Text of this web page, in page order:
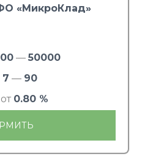
«МикроКлад»
— 50000
7 — 90
0.80 %